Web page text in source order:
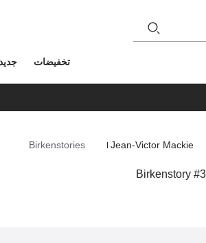
تخفيضات
Birkenstories Jean-Victor Mackie